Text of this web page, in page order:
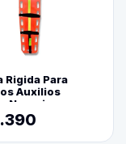
Rigida Para
Auxilios
Naranja